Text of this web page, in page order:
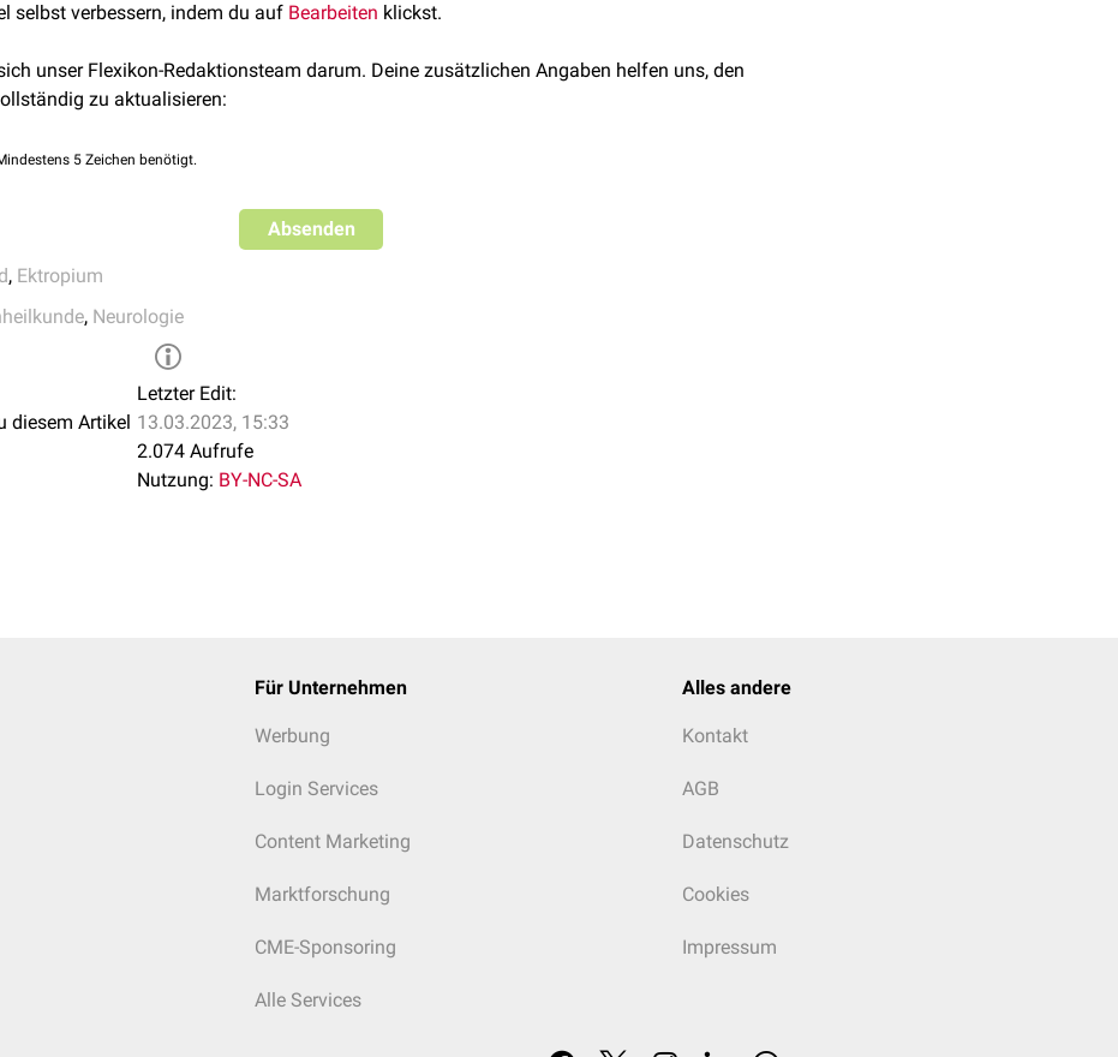
selbst verbessern, indem du auf Bearbeiten klickst.
unser Flexikon-Redaktionsteam darum. Deine zusätzlichen Angaben helfen uns, den
zu aktualisieren:
5 Zeichen benötigt.
Absenden
, Ektropium
, Neurologie
diesem Artikel
Letzter Edit:
13.03.2023, 15:33
2.074 Aufrufe
Nutzung: BY-NC-SA
Für Unternehmen
Werbung
Login Services
Content Marketing
Marktforschung
CME-Sponsoring
Alle Services
Alles andere
Kontakt
AGB
Datenschutz
Cookies
Impressum